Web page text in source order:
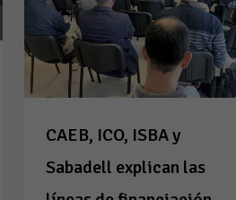
CAEB, ICO, ISBA y
Sabadell explican las